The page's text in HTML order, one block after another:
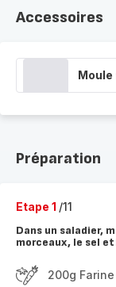
Accessoires
Moule
Préparation
Etape 1 /11
Dans un saladier,
morceaux, le sel
200g Farine